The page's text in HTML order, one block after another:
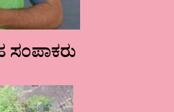
ಸಂಪಾಕರು